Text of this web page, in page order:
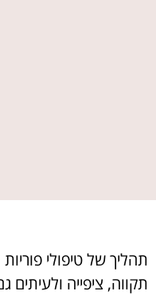
תהליך של טיפולי
תקווה, ציפייה ולעיתים